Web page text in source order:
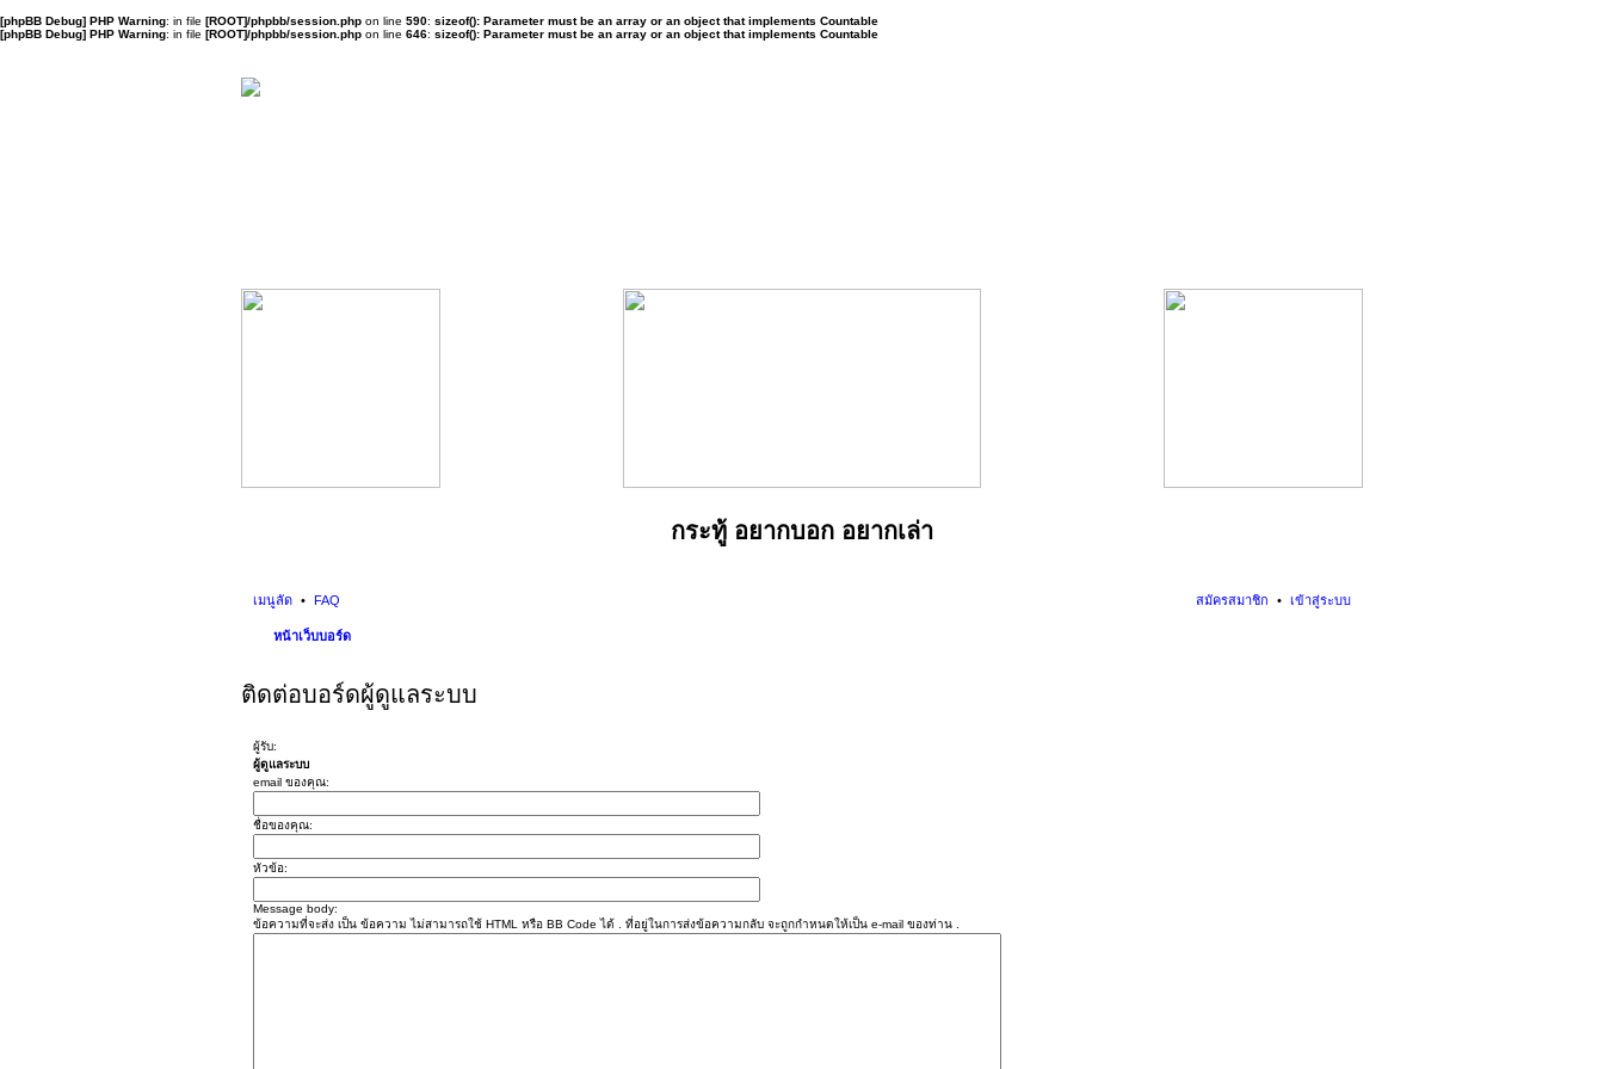
[phpBB Debug] PHP Warning: in file [ROOT]/phpbb/session.php on line 590: sizeof(): Parameter must be an array or an object that implements Countable
[phpBB Debug] PHP Warning: in file [ROOT]/phpbb/session.php on line 646: sizeof(): Parameter must be an array or an object that implements Countable
กระทู้ อยากบอก อยากเล่า
เมนูลัด FAQ เข้าสู่ระบบ
สมัครสมาชิก
หน้าเว็บบอร์ด
ติดต่อบอร์ดผู้ดูแลระบบ
ผู้รับ:
ผู้ดูแลระบบ
email ของคุณ:
ชื่อของคุณ:
หัวข้อ:
Message body:
ข้อความที่จะส่ง เป็น ข้อความ ไม่สามารถใช้ HTML หรือ BB Code ได้ . ที่อยู่ในการส่งข้อความกลับ จะถูกกำหนดให้เป็น e-mail ของท่าน .